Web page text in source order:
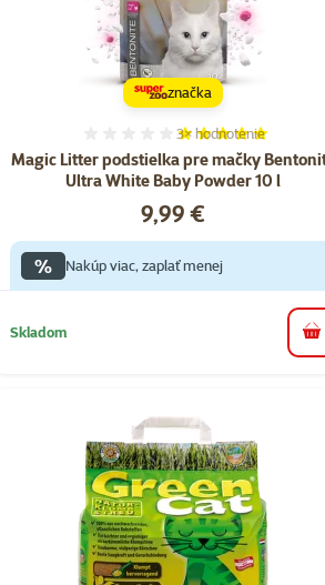
2
Magic Litter podstielka pre mačky
Ultra White Baby Powder 10 l
Hodnotenie 100%,
3× hodnotenie
Cena
9,99 €
značka
% Nakúp viac, zaplať menej
Skladom